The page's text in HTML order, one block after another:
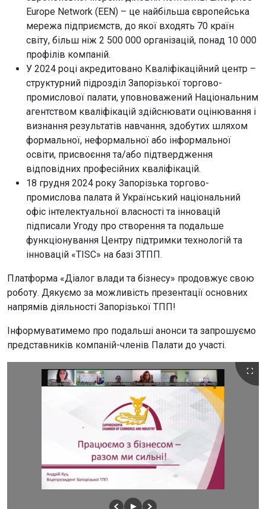
Europe Network (EEN) – це найбільша європейська
мережа підприємств, до якої входять 70 країн
світу, більш ніж 2 500 000 організацій, понад 10 000
профілів компаній.
У 2024 році акредитовано Кваліфікаційний центр –
структурний підрозділ Запорізької торгово-
промислової палати, уповноважений Національним
агентством кваліфікацій здійснювати оцінювання і
визнання результатів навчання, здобутих шляхом
формальної, неформальної або інформальної
освіти, присвоєння та/або підтвердження
відповідних професійних кваліфікацій.
18 грудня 2024 року Запорізька торгово-
промислова палата й Український національний
офіс інтелектуальної власності та інновацій
підписали Угоду про створення та подальше
функціонування Центру підтримки технологій та
інновацій «TISC» на базі ЗТПП.
Платформа «Діалог влади та бізнесу» продовжує свою
роботу. Дякуємо за можливість презентації основних
напрямів діяльності Запорізької ТПП!
Інформуватимемо про подальші анонси та запрошуємо
представників компаній-членів Палати до участі.